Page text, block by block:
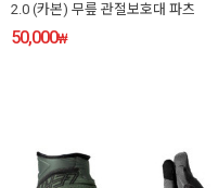
2.0 (카본) 무릎 관절보호대 파츠
50,000₩